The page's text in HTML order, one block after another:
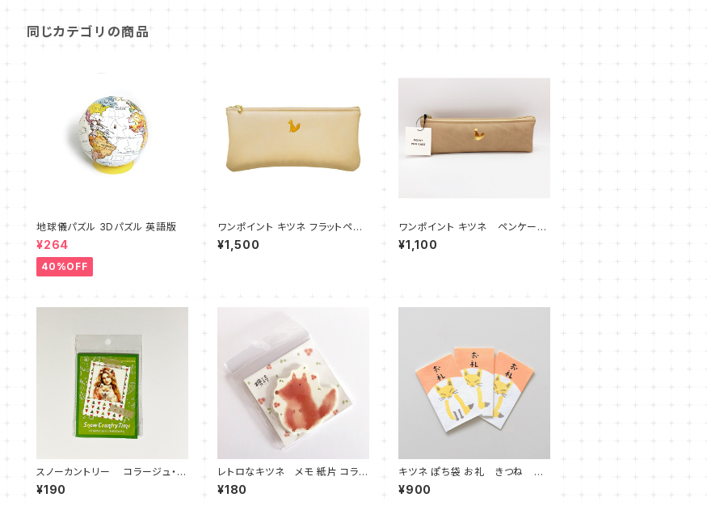
同じカテゴリの商品
地球儀パズル 3Dパズル 英語版
¥264
40%OFF
ワンポイント キツネ フラットペン
ケース 箔押し
¥1,500
ワンポイント キツネ ペンケース
箔押し
¥1,100
スノーカントリー コラージュ・デ
コレーション素材 Snow Fox a
nd Girl
¥190
レトロなキツネ メモ 紙片 コラー
¥180
キツネ ぽち袋 お礼 きつね ポ
チ袋
¥900